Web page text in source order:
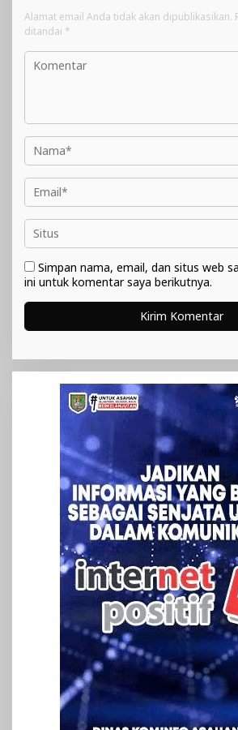
Alamat email Anda tidak akan dipublikasikan.
ditandai *
Simpan nama, email, dan situs web
ini untuk komentar saya berikutnya.